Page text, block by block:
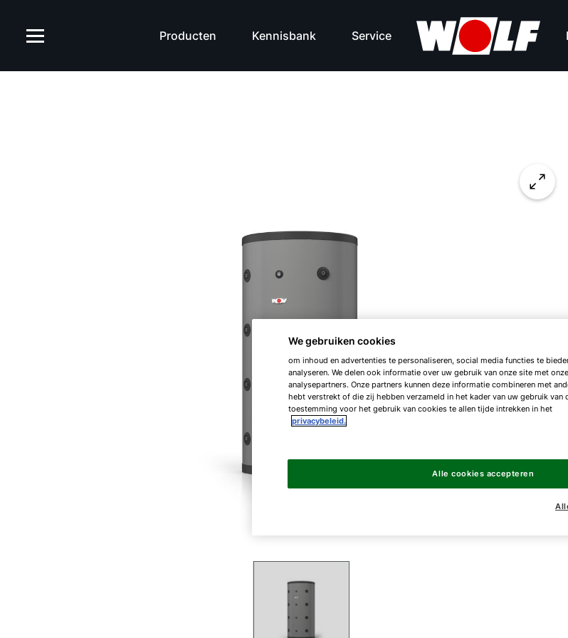
Producten Kennisbank Service
We gebruiken cookies
om inhoud en advertenties te personaliseren, social media functies te
analyseren. We delen ook informatie over uw gebruik van onze site met
analysepartners. Onze partners kunnen deze informatie combineren met
hebt verstrekt of die zij hebben verzameld in het kader van uw gebruik van
toestemming voor het gebruik van cookies te allen tijde intrekken in het
privacybeleid.
Alle cookies accepteren